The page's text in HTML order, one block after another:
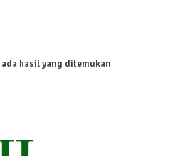
ada hasil yang ditemukan